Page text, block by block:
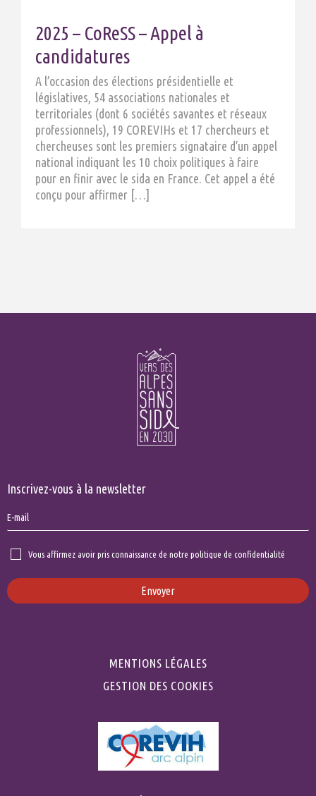
2025 – CoReSS – Appel à
candidatures
A l’occasion des élections présidentielle et
législatives, 54 associations nationales et
territoriales (dont 6 sociétés savantes et réseaux
professionnels), 19 COREVIHs et 17 chercheurs et
chercheuses sont les premiers signataire d’un appel
national indiquant les 10 choix politiques à faire
pour en finir avec le sida en France. Cet appel a été
conçu pour affirmer […]
Inscrivez-vous à la newsletter
Vous affirmez avoir pris connaissance de notre politique de confidentialité
Envoyer
MENTIONS LÉGALES
GESTION DES COOKIES